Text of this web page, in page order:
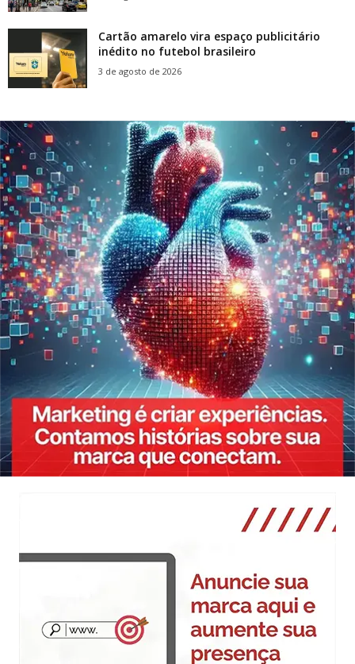
Cartão amarelo vira espaço publicitário
inédito no futebol brasileiro
3 de agosto de 2026